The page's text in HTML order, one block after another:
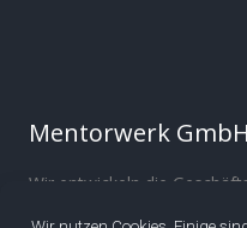
Mentorwerk GmbH
Wir entwickeln die
Mission sind wir 2019